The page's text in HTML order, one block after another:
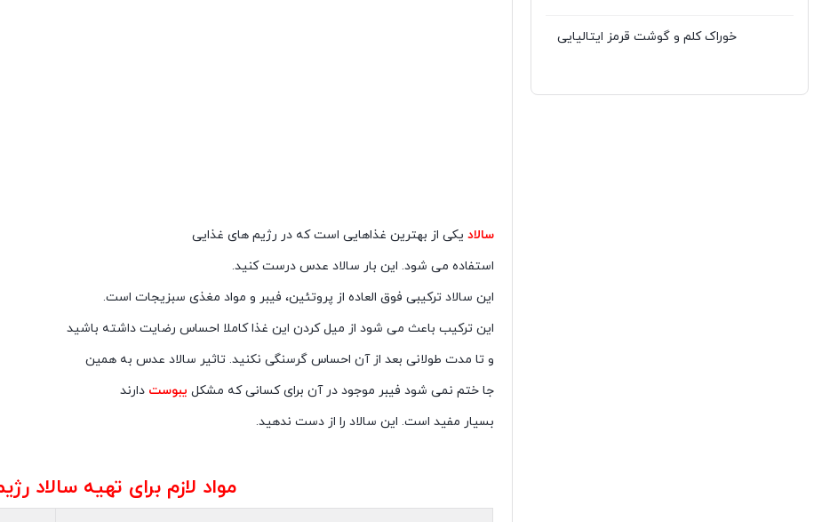
خوراک کلم و گوشت قرمز ایتالیایی
سالاد یکی از بهترین غذاهایی است که در رژیم های غذایی
استفاده می شود. این بار سالاد عدس درست کنید.
این سالاد ترکیبی فوق العاده از پروتئین، فیبر و مواد مغذی سبزیجات است.
این ترکیب باعث می شود از میل کردن این غذا کاملا احساس رضایت داشته باشید
و تا مدت طولانی بعد از آن احساس گرسنگی نکنید. تاثیر سالاد عدس به همین
جا ختم نمی شود فیبر موجود در آن برای کسانی که مشکل یبوست دارند
بسیار مفید است. این سالاد را از دست ندهید.
مواد لازم برای تهیه سالاد